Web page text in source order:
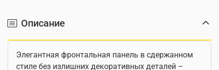
Описание
Элегантная фронтальная панель в сдержанном
стиле без излишних декоративных деталей –